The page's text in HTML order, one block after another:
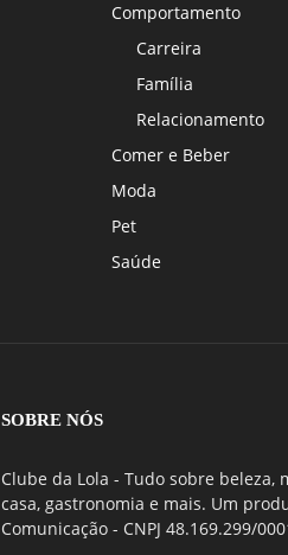
Comportamento
Carreira
Família
Relacionamento
Comer e Beber
Moda
Pet
Saúde
SOBRE NÓS
Clube da Lola - Tudo sobre beleza,
casa, gastronomia e mais. Um
Comunicação - CNPJ 48.169.299/